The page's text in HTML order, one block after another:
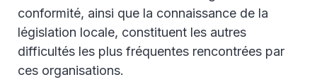
conformité, ainsi que la connaissance de la
législation locale, constituent les autres
difficultés les plus fréquentes rencontrées par
ces organisations.